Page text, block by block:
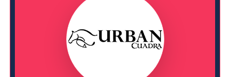
Auditorio Benito Juárez
28
Auditorio Benito Juárez
30